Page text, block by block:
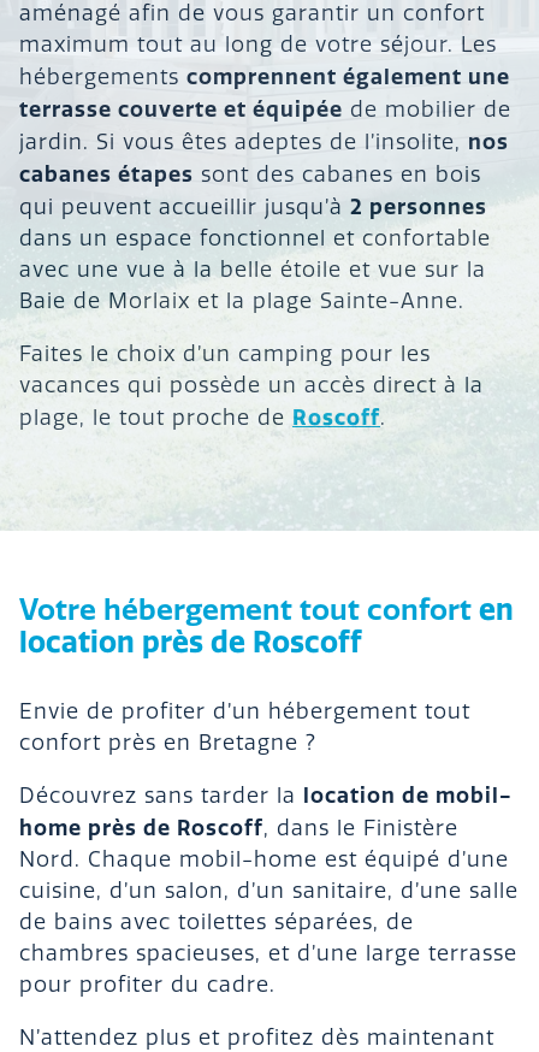
aménagé afin de vous garantir un confort
maximum tout au long de votre séjour. Les
hébergements comprennent également une
terrasse couverte et équipée de mobilier de
jardin. Si vous êtes adeptes de l’insolite, nos
cabanes étapes sont des cabanes en bois
qui peuvent accueillir jusqu’à 2 personnes
dans un espace fonctionnel et confortable
avec une vue à la belle étoile et vue sur la
Baie de Morlaix et la plage Sainte-Anne.
Faites le choix d’un camping pour les
vacances qui possède un accès direct à la
plage, le tout proche de Roscoff.
Votre hébergement tout confort en
location près de Roscoff
Envie de profiter d’un hébergement tout
confort près en Bretagne ?
Découvrez sans tarder la location de mobil-
home près de Roscoff, dans le Finistère
Nord. Chaque mobil-home est équipé d’une
cuisine, d’un salon, d’un sanitaire, d’une salle
de bains avec toilettes séparées, de
chambres spacieuses, et d’une large terrasse
pour profiter du cadre.
N’attendez plus et profitez dès maintenant